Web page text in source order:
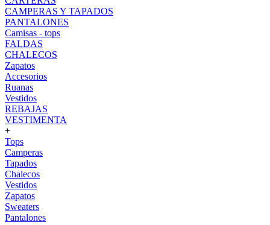
CAMPERAS Y TAPADOS
PANTALONES
Camisas - tops
FALDAS
CHALECOS
Zapatos
Accesorios
Ruanas
Vestidos
REBAJAS
VESTIMENTA
+
Tops
Camperas
Tapados
Chalecos
Vestidos
Zapatos
Sweaters
Pantalones